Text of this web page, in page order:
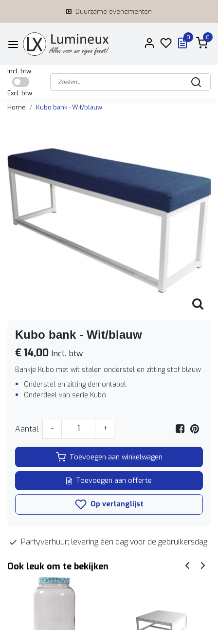
Duurzame evenementen
0 0
Incl. btw
Excl. btw
Home
Kubo bank - Wit/blauw
Kubo bank - Wit/blauw
€ 14,00 Incl. btw
Bankje Kubo met wit stalen onderstel en zitting stof blauw
Onderstel en zitting demontabel
Onderdeel van serie Kubo
Aantal - +
Toevoegen aan winkelwagen
Toevoegen aan offerte
Op verlanglijst
Partyverhuur; levering één dag voor de gebruikersdag
Ook leuk om te bekijken